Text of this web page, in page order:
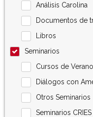
Análisis Carolina
Documentos de
Libros
Seminarios
Cursos de Verano
Diálogos con
Otros Seminarios
Seminarios CRIES